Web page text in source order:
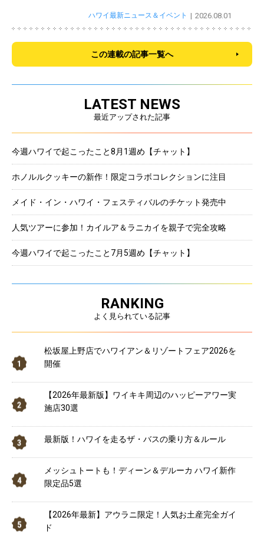
ハワイ最新ニュース＆イベント 2026.08.01
この連載の記事一覧へ
LATEST NEWS
最近アップされた記事
今週ハワイで起こったこと8月1週め【チャット】
ホノルルクッキーの新作！限定コラボコレクションに注目
メイド・イン・ハワイ・フェスティバルのチケット発売中
人気ツアーに参加！カイルア＆ラニカイを親子で完全攻略
今週ハワイで起こったこと7月5週め【チャット】
RANKING
よく見られている記事
松坂屋上野店でハワイアン＆リゾートフェア2026を
開催
【2026年最新版】ワイキキ周辺のハッピーアワー実
施店30選
最新版！ハワイを走るザ・バスの乗り方＆ルール
メッシュトートも！ディーン＆デルーカ ハワイ新作
限定品5選
【2026年最新】アウラニ限定！人気お土産完全ガイ
ド